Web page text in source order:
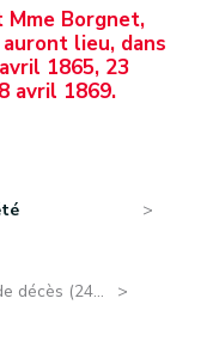
Mme Borgnet,
lieu, dans
1865, 23
avril 1869.
décès (24...